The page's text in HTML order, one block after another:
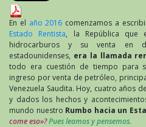
En el año 2016 comenzamos a
Estado Rentista, la República que
hidrocarburos y su venta en
estadounidenses, era la llamada
todo era cuestión de tiempo para
ingreso por venta de petróleo,
Venezuela Saudita. Hoy, cuatro años
y dados los hechos y
mundo nuestro Rumbo hacia un
come eso»?Pues leamos y pensemos.